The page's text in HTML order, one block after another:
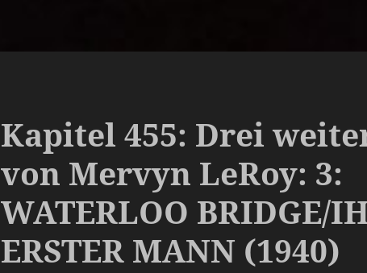
Kapitel 455: Drei
von Mervyn LeRoy: 3:
WATERLOO BRIDGE/
ERSTER MANN (1940)